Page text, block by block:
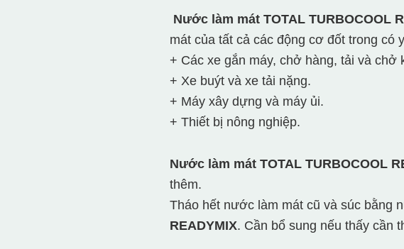
Nước làm mát TOTAL TURBOCOOL
mát của tất cả các động cơ đốt trong có
+ Các xe gắn máy, chở hàng, tải và chở
+ Xe buýt và xe tải nặng.
+ Máy xây dựng và máy ủi.
+ Thiết bị nông nghiệp.
Nước làm mát TOTAL TURBOCOOL
thêm.
Tháo hết nước làm mát cũ và súc bằng
READYMIX. Cần bổ sung nếu thấy cần